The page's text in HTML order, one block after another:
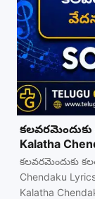
కలవరమెందుకు
Kalatha
కలవరమెందుకు
Chendaku
Kalatha